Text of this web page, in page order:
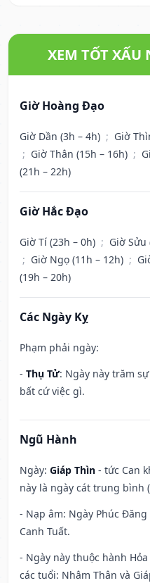
XEM TỐT XẤU
Giờ Hoàng Đạo
Giờ Dần (3h – 4h) ; Giờ
; Giờ Thân (15h – 16h) ;
(21h – 22h)
Giờ Hắc Đạo
Giờ Tí (23h – 0h) ; Giờ Sửu
; Giờ Ngọ (11h – 12h) ;
(19h – 20h)
Các Ngày Kỵ
Phạm phải ngày:
- Thụ Tử: Ngày này trăm
bất cứ việc gì.
Ngũ Hành
Ngày: Giáp Thìn - tức Can
này là ngày cát trung bình
- Nạp âm: Ngày Phúc
Canh Tuất.
- Ngày này thuộc hành
các tuổi: Nhâm Thân và